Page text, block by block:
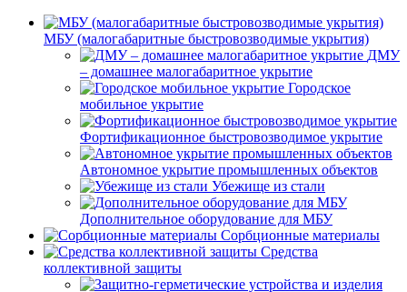
МБУ (малогабаритные быстровозводимые укрытия)
ДМУ
– домашнее малогабаритное укрытие
Городское
мобильное укрытие
Фортификационное быстровозводимое укрытие
Автономное укрытие промышленных объектов
Убежище из стали
Дополнительное оборудование для МБУ
Сорбционные материалы
Средства
коллективной защиты